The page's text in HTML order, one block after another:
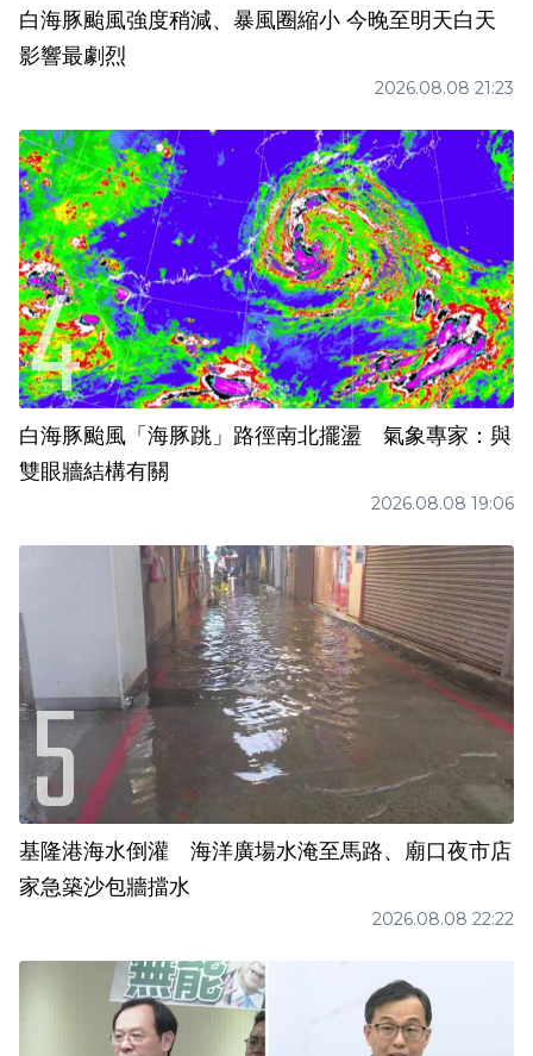
白海豚颱風強度稍減、暴風圈縮小 今晚至明天白天
影響最劇烈
2026.08.08 21:23
白海豚颱風「海豚跳」路徑南北擺盪 氣象專家：與
雙眼牆結構有關
2026.08.08 19:06
基隆港海水倒灌 海洋廣場水淹至馬路、廟口夜市店
家急築沙包牆擋水
2026.08.08 22:22